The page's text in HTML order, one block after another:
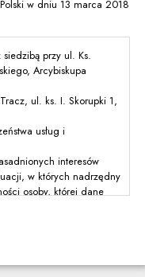
w dniu 13 marca 2018
przy ul. Ks.
Arcybiskupa
ul. ks. I. Skorupki 1,
usług i
interesów
w których nadrzędny
osoby, której dane